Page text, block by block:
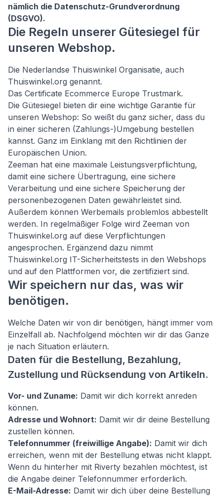
nämlich die Datenschutz-Grundverordnung
(DSGVO).
Die Regeln unserer Gütesiegel für
unseren Webshop.
Die Nederlandse Thuiswinkel Organisatie, auch
Thuiswinkel.org genannt.
Das Certificate Ecommerce Europe Trustmark.
Die Gütesiegel bieten dir eine wichtige Garantie für
unseren Webshop: So weißt du ganz sicher, dass du
in einer sicheren (Zahlungs-)Umgebung bestellen
kannst. Ganz im Einklang mit den Richtlinien der
Europäischen Union.
Zeeman hat eine maximale Leistungsverpflichtung,
damit eine sichere Übertragung, eine sichere
Verarbeitung und eine sichere Speicherung der
personenbezogenen Daten gewährleistet sind.
Außerdem können Werbemails problemlos abbestellt
werden. In regelmäßiger Folge wird Zeeman von
Thuiswinkel.org auf diese Verpflichtungen
angesprochen. Ergänzend dazu nimmt
Thuiswinkel.org IT-Sicherheitstests in den Webshops
und auf den Plattformen vor, die zertifiziert sind.
Wir speichern nur das, was wir
benötigen.
Welche Daten wir von dir benötigen, hängt immer vom
Einzelfall ab. Nachfolgend möchten wir dir das Ganze
je nach Situation erläutern.
Daten für die Bestellung, Bezahlung,
Zustellung und Rücksendung von Artikeln.
Vor- und Zuname: Damit wir dich korrekt anreden
können.
Adresse und Wohnort: Damit wir dir deine Bestellung
zustellen können.
Telefonnummer (freiwillige Angabe): Damit wir dich
erreichen, wenn mit der Bestellung etwas nicht klappt.
Wenn du hinterher mit Riverty bezahlen möchtest, ist
die Angabe deiner Telefonnummer erforderlich.
E-Mail-Adresse: Damit wir dich über deine Bestellung